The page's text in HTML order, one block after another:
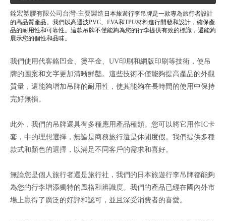
銓宏塑膠有限公司台灣-主要製造 日本旅遊行李吊牌是一款專為旅行者設計
的高品質產品。我們以高週波PVC、EVA和TPU材料進行開發和設計，確保產
品的耐用性和可靠性。這款吊牌不僅能夠為您的行李提供有效的標識，還能夠
展示您的個性和品味。
我們使用代客鉻凹金、燙平金、UV印刷和網版印刷等技術，使吊
牌的圖案和文字更加清晰鮮豔。這些技術不僅能夠提高產品的外觀
質量，還能夠增加吊牌的耐用性，使其能夠在長時間的使用中保持
完好無損。
此外，我們的吊牌還具有多種應用產品種類。您可以將它用作IC卡
套，中的理想選擇，無論是商務旅行還是休閒度假。我們提供多種
款式和顏色的選擇，以滿足不同客戶的需求和喜好。
無論您是個人旅行者還是旅行社，我們的日本旅遊行李吊牌都能夠
為您的行李增添獨特的風格和辨識度。我們的產品已經在國內外市
場上贏得了廣泛的好評和認可，並且深受消費者的喜愛。